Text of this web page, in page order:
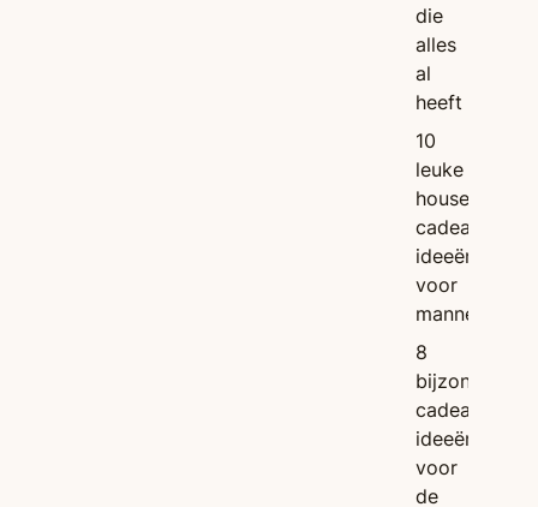
die
alles
al
heeft
10
leuke
cadeau
ideeën
voor
mannen
8
bijzondere
cadeau
ideeën
voor
de